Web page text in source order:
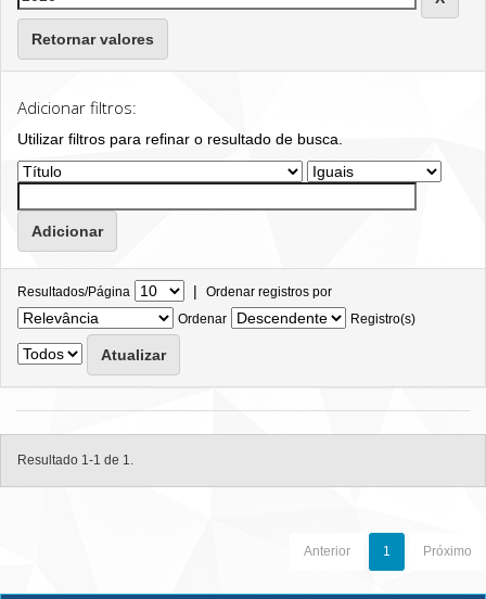
Retornar valores
Adicionar filtros:
Utilizar filtros para refinar o resultado de busca.
Resultados/Página | Ordenar registros por
Ordenar
Registro(s)
Resultado 1-1 de 1.
Anterior 1 Próximo